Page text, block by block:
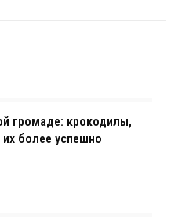
громаде: крокодилы,
более успешно